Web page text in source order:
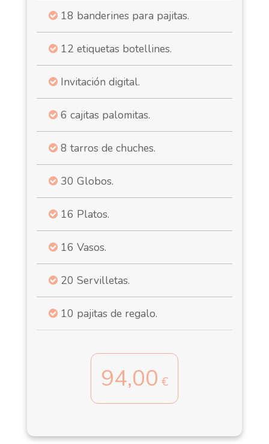
18 banderines para pajitas.
12 etiquetas botellines.
Invitación digital.
6 cajitas palomitas.
8 tarros de chuches.
30 Globos.
16 Platos.
16 Vasos.
20 Servilletas.
10 pajitas de regalo.
94,00 €